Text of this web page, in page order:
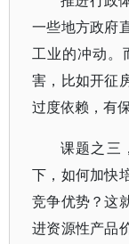
一些地方政府
工业的冲动。
害，比如开征
过度依赖，有
课题之三
下，如何加快
竞争优势？这
进资源性产品